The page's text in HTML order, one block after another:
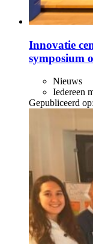
Innovatie
symposium
Nieuws
Iedereen
Gepubliceerd op: